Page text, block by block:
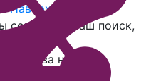
Наверх
сохранять ваш поиск,
на сайте